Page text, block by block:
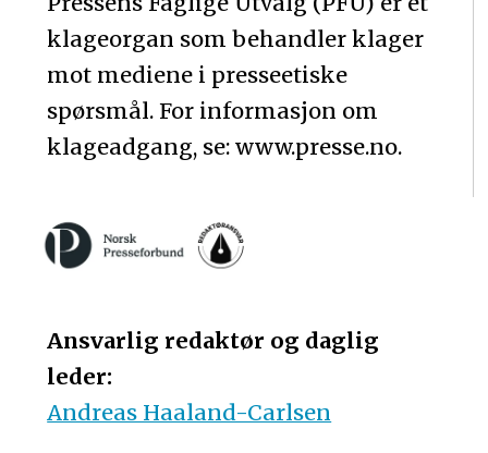
klageorgan som behandler klager
mot mediene i presseetiske
spørsmål. For informasjon om
klageadgang, se: www.presse.no.
Ansvarlig redaktør og daglig
leder:
Andreas Haaland-Carlsen